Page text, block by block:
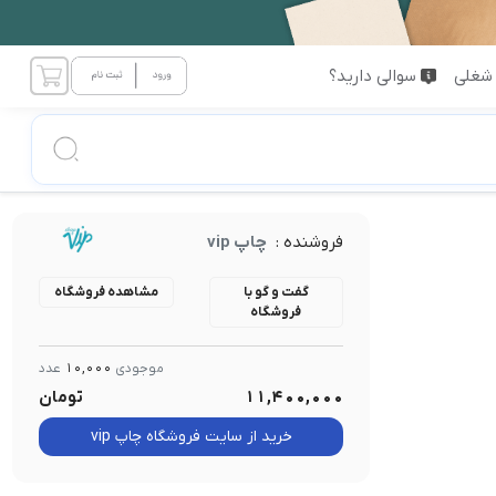
سوالی دارید؟
فروشنده : چاپ vip
گفت و گو با
فروشگاه
مشاهده فروشگاه
موجودی 10,000 عدد
11,400,000 تومان
خرید از سایت فروشگاه چاپ vip